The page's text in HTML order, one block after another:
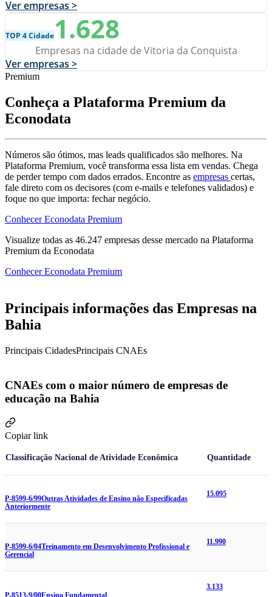
Ver empresas >
TOP 4 Cidade1.628
Empresas na cidade de Vitoria da Conquista
Ver empresas >
Premium
Conheça a Plataforma Premium da
Econodata
Números são ótimos, mas leads qualificados são melhores. Na
Plataforma Premium, você transforma essa lista em vendas. Chega
de perder tempo com dados errados. Encontre as empresas certas,
fale direto com os decisores (com e-mails e telefones validados) e
foque no que importa: fechar negócio.
Conhecer Econodata Premium
Visualize todas as 46.247 empresas desse mercado na Plataforma
Premium da Econodata
Conhecer Econodata Premium
Principais informações das Empresas na
Bahia
Principais CidadesPrincipais CNAEs
CNAEs com o maior número de empresas de
educação na Bahia
Copiar link
Classificação Nacional de Atividade Econômica Quantidade
P-8599-6/99Outras Atividades de Ensino não Especificadas
Anteriormente
15.095
P-8599-6/04Treinamento em Desenvolvimento Profissional e
Gerencial
11.990
3.133